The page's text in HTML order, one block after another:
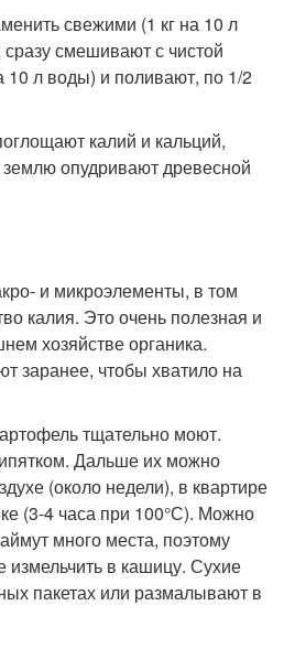
свежими (1 кг на 10 л
смешивают с чистой
10 л воды) и поливают, по 1/2
калий и кальций,
опудривают древесной
и микроэлементы, в том
калия. Это очень полезная и
хозяйстве органика.
заранее, чтобы хватило на
тщательно моют.
Дальше их можно
(около недели), в квартире
(3-4 часа при 100°С). Можно
много места, поэтому
измельчить в кашицу. Сухие
пакетах или размалывают в